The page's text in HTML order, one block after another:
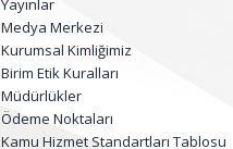
Yayınlar
Medya Merkezi
Kurumsal Kimliğimiz
Birim Etik Kuralları
Müdürlükler
Ödeme Noktaları
Kamu Hizmet Standartları Tablosu